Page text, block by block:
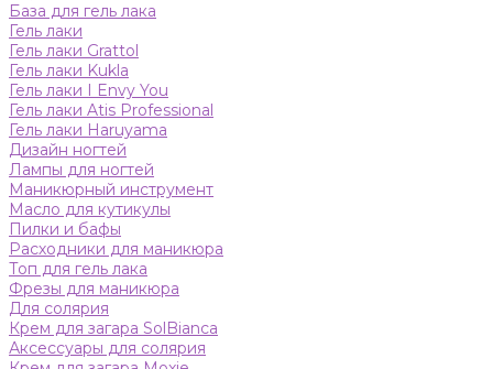
База для гель лака
Гель лаки
Гель лаки Grattol
Гель лаки Kukla
Гель лаки I Envy You
Гель лаки Atis Professional
Гель лаки Haruyama
Дизайн ногтей
Лампы для ногтей
Маникюрный инструмент
Масло для кутикулы
Пилки и бафы
Расходники для маникюра
Топ для гель лака
Фрезы для маникюра
Для солярия
Крем для загара SolBianca
Аксессуары для солярия